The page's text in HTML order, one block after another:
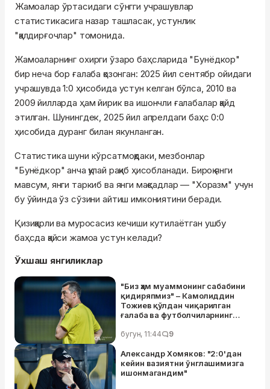
Жамоалар ўртасидаги сўнгги учрашувлар
статистикасига назар ташласак, устунлик
"қалдирғочлар" томонида.
Жамоаларнинг охирги ўзаро баҳсларида "Бунёдкор"
бир неча бор ғалаба қозонган: 2025 йил сентябр ойидаги
учрашувда 1:0 ҳисобида устун келган бўлса, 2010 ва
2009 йилларда ҳам йирик ва ишончли ғалабалар қайд
этилган. Шунингдек, 2025 йил апрелдаги баҳс 0:0
ҳисобида дуранг билан якунланган.
Статистика шуни кўрсатмоқдаки, мезбонлар
"Бунёдкор" анча қулай рақиб ҳисобланади. Бироқ янги
мавсум, янги таркиб ва янги мақсадлар — "Хоразм" учун
бу ўйинда ўз сўзини айтиш имкониятини беради.
Қизиқарли ва муросасиз кечиши кутилаётган ушбу
баҳсда қайси жамоа устун келади?
Ўхшаш янгиликлар
"Биз ҳам муаммонинг сабабини
қидиряпмиз" – Камолиддин
Тожиев қўлдан чиқарилган
ғалаба ва футболчиларнинг
бугун, 11:44 9
Александр Хомяков: "2:0'дан
кейин вазиятни ўнглашимизга
ишонмагандим"